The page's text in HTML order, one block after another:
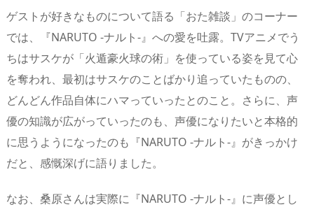
ゲストが好きなものについて語る「おた雑談」のコーナー
では、『NARUTO -ナルト-』への愛を吐露。TVアニメでう
ちはサスケが「火遁豪火球の術」を使っている姿を見て心
を奪われ、最初はサスケのことばかり追っていたものの、
どんどん作品自体にハマっていったとのこと。さらに、声
優の知識が広がっていったのも、声優になりたいと本格的
に思うようになったのも『NARUTO -ナルト-』がきっかけ
だと、感慨深げに語りました。
なお、桑原さんは実際に『NARUTO -ナルト-』に声優とし